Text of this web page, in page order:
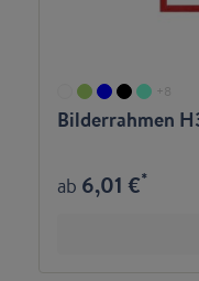
+8
Bilderrahmen
ab 6,01 €*